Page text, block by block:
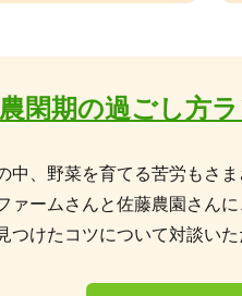
閑期の過ごし方
中、野菜を育てる苦労もさ
ァームさんと佐藤農園さん
つけたコツについて対談いた